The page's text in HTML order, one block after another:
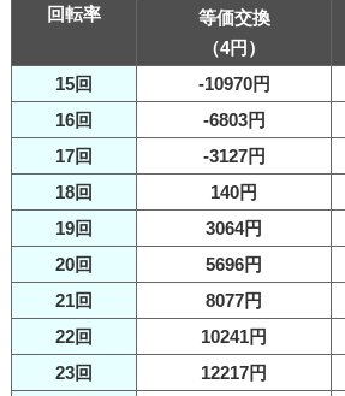
回転率
等価交換
（4円）
15回
-10970円
16回
-6803円
17回
-3127円
18回
140円
19回
3064円
20回
5696円
21回
8077円
22回
10241円
23回
12217円